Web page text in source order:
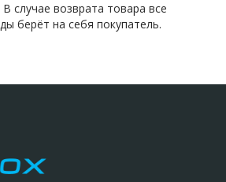
случае возврата товара все
берёт на себя покупатель.